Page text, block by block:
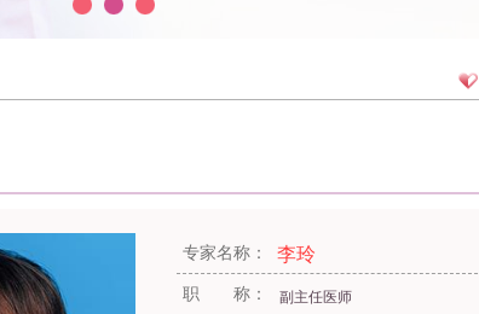
专家名称： 李玲
职 称： 副主任医师